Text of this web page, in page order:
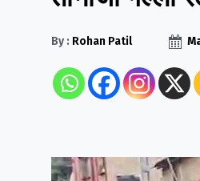
By : Rohan Patil